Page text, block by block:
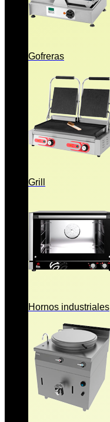
Gofreras
Grill
Hornos industriales